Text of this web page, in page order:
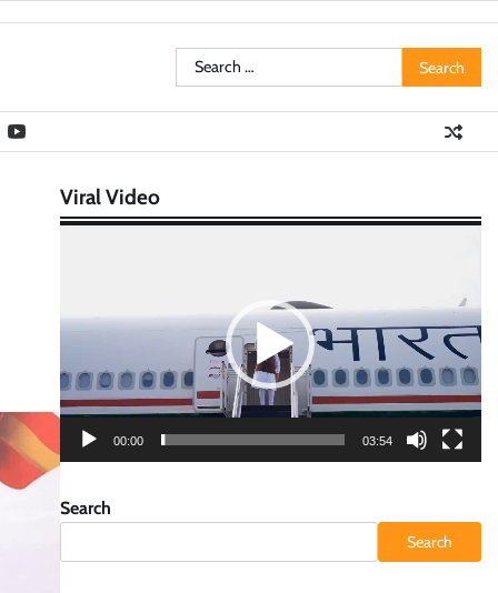
Search
for:
Viral Video
00:00 03:54
Search
Search